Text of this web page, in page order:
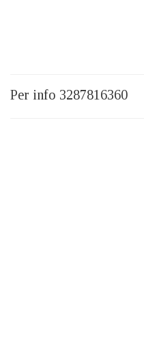
Per info 3287816360